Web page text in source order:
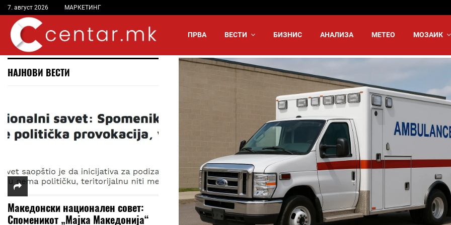
7. август 2026 МАРКЕТИНГ
ПРВА ВЕСТИ БИЗНИС АНАЛИЗА МЕТЕО МОЗАИК
НАЈНОВИ ВЕСТИ
Македонски национален совет:
Споменикот „Мајка Македонија“